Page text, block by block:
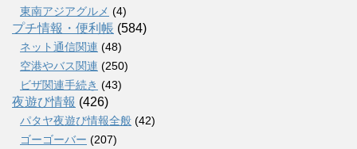
東南アジアグルメ (4)
プチ情報・便利帳 (584)
ネット通信関連 (48)
空港やバス関連 (250)
ビザ関連手続き (43)
夜遊び情報 (426)
パタヤ夜遊び情報全般 (42)
ゴーゴーバー (207)